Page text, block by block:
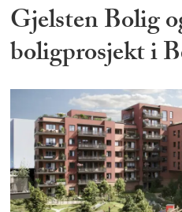
Gjelsten Bolig
boligprosjekt i